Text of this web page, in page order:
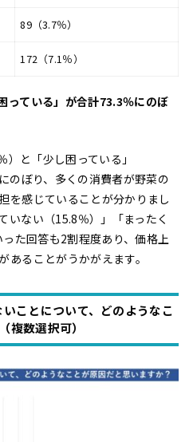
89（3.7％）
172（7.1％）
っている」が合計73.3％にのぼ
）と「少し困っている」
のぼり、多くの消費者が野菜の
を感じていることが分かりまし
いない（15.8％）」「まったく
た回答も2割程度あり、価格上
あることがうかがえます。
ことについて、どのようなこ
複数選択可）